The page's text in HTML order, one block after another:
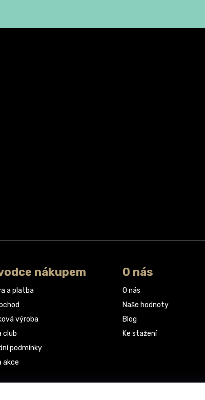
nákupem
a platba
výroba
club
podmínky
akce
O nás
O nás
Naše hodnoty
Blog
Ke stažení